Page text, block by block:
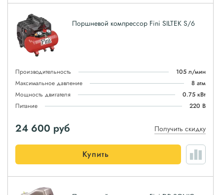
Поршневой компрессор Fini SILTEK S/6
Производительность
105 л/мин
Максимальное давление
8 атм
Мощность двигателя
0.75 кВт
Питание
220 В
24 600 руб Получить скидку
Купить